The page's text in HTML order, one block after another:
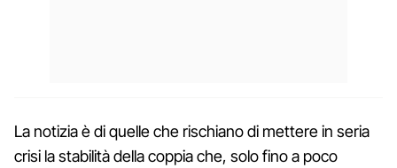
La notizia è di quelle che rischiano di mettere in seria
crisi la stabilità della coppia che, solo fino a poco